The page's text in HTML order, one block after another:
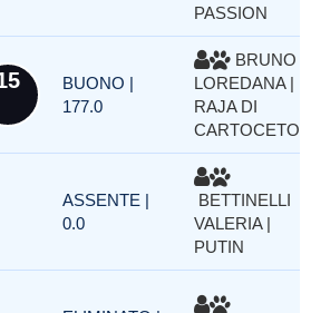
PASSION
BUONO |
177.0
BRUNO
LOREDANA |
RAJA DI
CARTOCETO
ASSENTE |
0.0
BETTINELLI
VALERIA |
PUTIN